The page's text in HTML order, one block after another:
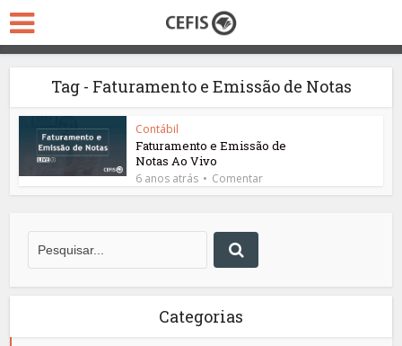
Tag - Faturamento e Emissão de Notas
Contábil
Faturamento e Emissão de
Notas Ao Vivo
6 anos atrás Comentar
Categorias